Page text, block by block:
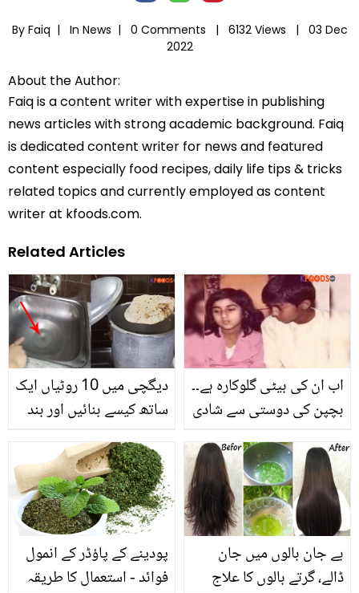
By Faiq | In News | 0 Comments | 6132 Views |
03 Dec
2022
About the Author:
Faiq is a content writer with expertise in publishing
news articles with strong academic background. Faiq
is dedicated content writer for news and featured
content especially food recipes, daily life tips & tricks
related topics and currently employed as content
writer at kfoods.com.
Related Articles
دیگچی میں 10 روٹیاں ایک
ساتھ کیسے بنائیں اور بند
کیسے کھولیں؟ جانیے
اب ان کی بیٹی گلوکارہ ہے۔۔
بچپن کی دوستی سے شادی
شخصیت اور ان کی اہلیہ
کو پہچان سکتے ہیں؟
پودینے کے پاؤڈر کے انمول
فوائد - استعمال کا طریقہ
بے جان بالوں میں جان
ڈالے، گرتے بالوں کا علاج